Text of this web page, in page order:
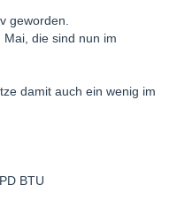
geworden.
die sind nun im
damit auch ein wenig im
BTU